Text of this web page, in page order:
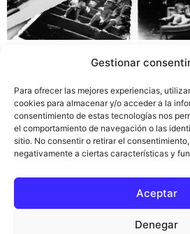
Gestionar
Para ofrecer las mejores experiencias,
cookies para almacenar y/o acceder a la
consentimiento de estas tecnologías nos
el comportamiento de navegación o las
sitio. No consentir o retirar el
negativamente a ciertas características y
Aceptar
Denegar
Citamos una noticia de
la Universidad de California del
Forest Baptist Medical Center
ambas de EE.UU., han
cerebral diseñada para ayudar a
sufren de pérdida de memoria. La
un pequeño conjunto de
Ciencia del
Política de privacidad